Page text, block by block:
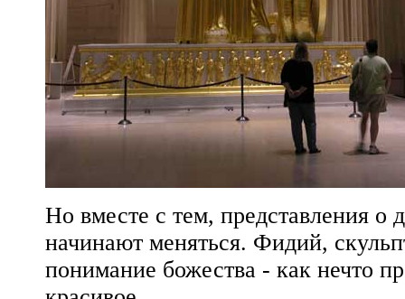
Но вместе с тем, представления о
начинают меняться. Фидий,
понимание божества - как нечто